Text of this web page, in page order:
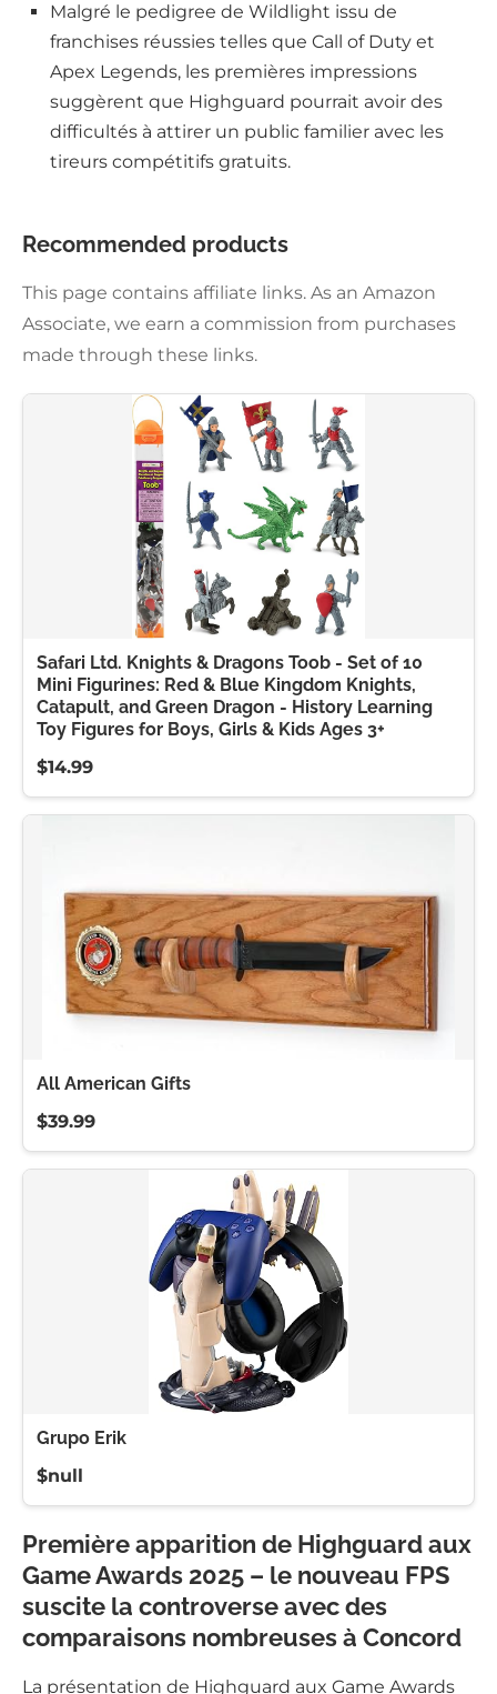
Malgré le pedigree de Wildlight issu de
franchises réussies telles que Call of Duty et
Apex Legends, les premières impressions
suggèrent que Highguard pourrait avoir des
difficultés à attirer un public familier avec les
tireurs compétitifs gratuits.
Recommended products
This page contains affiliate links. As an Amazon
Associate, we earn a commission from purchases
made through these links.
Safari Ltd. Knights & Dragons Toob - Set of 10
Mini Figurines: Red & Blue Kingdom Knights,
Catapult, and Green Dragon - History Learning
Toy Figures for Boys, Girls & Kids Ages 3+
$14.99
All American Gifts
$39.99
Grupo Erik
$null
Première apparition de Highguard aux
Game Awards 2025 – le nouveau FPS
suscite la controverse avec des
comparaisons nombreuses à Concord
La présentation de Highguard aux Game Awards